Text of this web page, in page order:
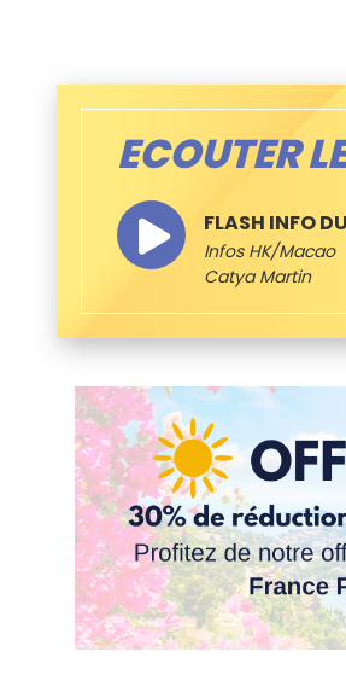
ECOUTER
FLASH INFO
Infos HK/Macao
Catya Martin